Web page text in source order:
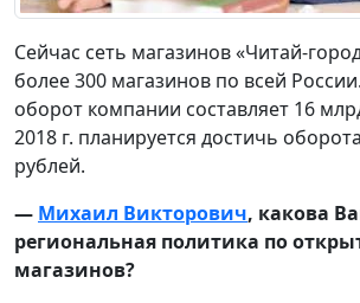
Сейчас сеть магазинов «Читай-
более 300 магазинов по всей
оборот компании составляет 16
2018 г. планируется достичь
рублей.
— Михаил Викторович, какова
региональная политика по
магазинов?